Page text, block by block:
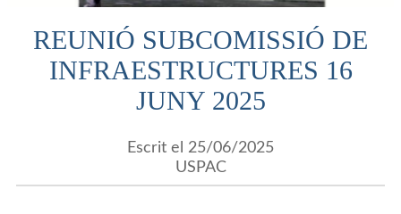
REUNIÓ SUBCOMISSIÓ DE
INFRAESTRUCTURES 16
JUNY 2025
Escrit el 25/06/2025
USPAC